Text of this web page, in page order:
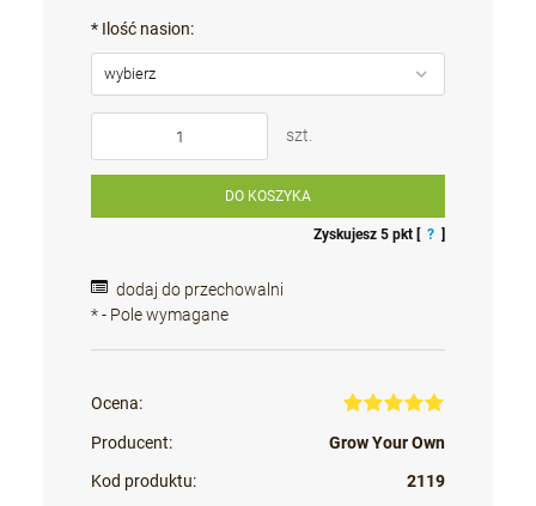
* Ilość nasion:
szt.
DO KOSZYKA
Zyskujesz 5pkt [ ? ]
dodaj do przechowalni
*- Pole wymagane
Ocena:
Producent:
Grow Your Own
Kod produktu:
2119